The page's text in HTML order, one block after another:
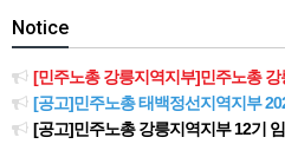
Notice
[민주노총 강릉지역지부]민주노총 강릉지역지
[공고]민주노총 태백정선지역지부 2026
[공고]민주노총 강릉지역지부 12기 임